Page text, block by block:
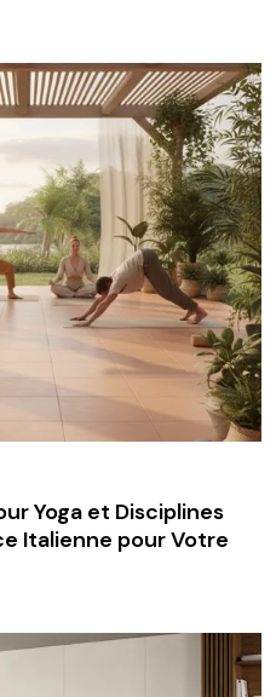
Yoga et Disciplines
Italienne pour Votre